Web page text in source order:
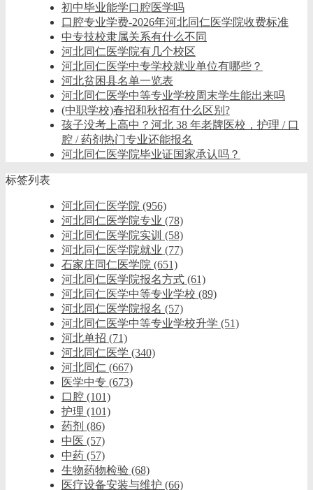
初中毕业能学口腔医学吗
口腔专业学费-2026年河北同仁医学院收费标准
中专技校隶属关系有什么不同
河北同仁医学院有几个校区
河北同仁医学中专学校就业单位有哪些？
河北贫困县名单一览表
河北同仁医学中等专业学校周末学生能出来吗
(中职学校)春招和秋招有什么区别?
孩子没考上高中？河北 38 年老牌医校，护理 / 口
腔 / 药剂热门专业还能报名
河北同仁医学院毕业证国家承认吗？
标签列表
河北同仁医学院 (956)
河北同仁医学院专业 (78)
河北同仁医学院实训 (58)
河北同仁医学院就业 (77)
石家庄同仁医学院 (651)
河北同仁医学院报名方式 (61)
河北同仁医学中等专业学校 (89)
河北同仁医学院报名 (57)
河北同仁医学中等专业学校升学 (51)
河北单招 (71)
河北同仁医学 (340)
河北同仁 (667)
医学中专 (673)
口腔 (101)
护理 (101)
药剂 (86)
中医 (57)
中药 (57)
生物药物检验 (68)
医疗设备安装与维护 (66)